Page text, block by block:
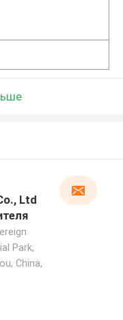
Ltd
Park,
China,